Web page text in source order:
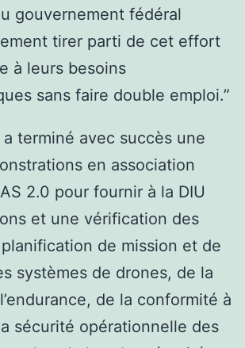
gouvernement fédéral
tirer parti de cet effort
à leurs besoins
sans faire double emploi.”
a terminé avec succès une
en association
2.0 pour fournir à la DIU
et une vérification des
de mission et de
systèmes de drones, de la
de la conformité à
sécurité opérationnelle des